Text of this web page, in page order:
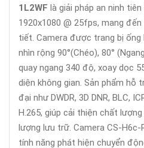
1L2WF là giải pháp an ninh
1920x1080 @ 25fps, mang
tiết. Camera được trang bị ống
nhìn rộng 90°(Chéo), 80°
quay ngang 340 độ, xoay dọc
diện không gian. Sản phẩm hỗ
đại như DWDR, 3D DNR, BLC,
H.265, giúp cải thiện chất
lượng lưu trữ. Camera CS-
tính năng phát hiện chuyển